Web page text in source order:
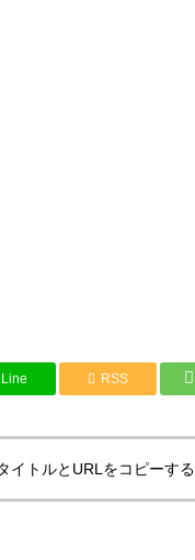
Line RSS
イトルとURLをコピーする